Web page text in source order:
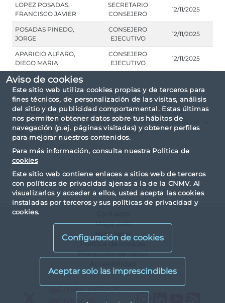
Aviso de cookies
Este sitio web utiliza cookies propias y de terceros para
fines técnicos, de personalización de las visitas, análisis
del sitio y de publicidad comportamental. Estas últimas
nos permiten obtener datos sobre tus hábitos de
navegación (p.ej. páginas visitadas) y obtener perfiles
para mejorar nuestros contenidos.
Para más información, consulta nuestra Política de
cookies
Este sitio web contiene enlaces a sitios web de terceros
con políticas de privacidad ajenas a la de la CNMV. Al
visualizarlos y acceder a ellos, usted acepta las cookies
instaladas por terceros y sus políticas de privacidad y
cookies.
Configuración de cookies
LOPEZ POSADAS,
FRANCISCO JAVIER
SECRETARIO
CONSEJERO
12/11/2025
POSADAS PINEDO,
JORGE
CONSEJERO
EJECUTIVO
12/11/2025
APARICIO ALFARO,
DIEGO MARIA
CONSEJERO
EJECUTIVO
12/11/2025
(*) Para los integrantes del primer Consejo de
Administración, la fecha es la de la inscripción de la
entidad en el Registro de la CNMV.
Mapa web
Nota legal
Política de cookies
Protección de datos
X@CNMV_MEDIOS